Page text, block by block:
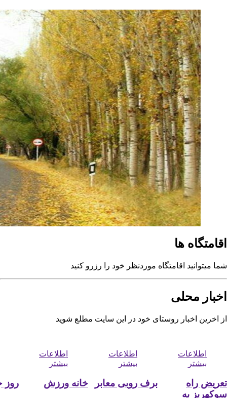
رزرو کنید
مطلع شوید
اطلاعات
خانه ورزش
اطلاعات
روز جهانی کودک
اطلاعات
تبریک